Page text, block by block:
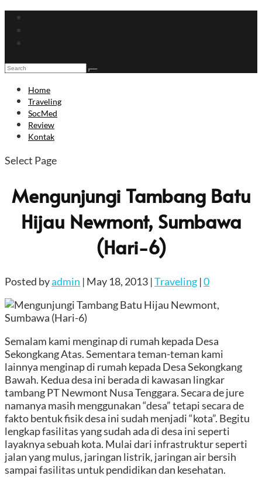
Home
Traveling
SocMed
Review
Kontak
Select Page
Mengunjungi Tambang Batu
Hijau Newmont, Sumbawa
(Hari-6)
Posted byadmin | May 18, 2013 |Traveling |0
Semalam kami menginap di rumah kepada Desa
Sekongkang Atas. Sementara teman-teman kami
lainnya menginap di rumah kepada Desa Sekongkang
Bawah. Kedua desa ini berada di kawasan lingkar
tambang PT Newmont Nusa Tenggara. Secara de jure
namanya masih menggunakan “desa” tetapi secara de
fakto bentuk fisik desa ini sudah menjadi “kota”. Begitu
lengkap fasilitas yang sudah ada di desa ini seperti
layaknya sebuah kota. Mulai dari infrastruktur seperti
jalan yang mulus, jaringan listrik, jaringan air bersih
sampai fasilitas untuk pendidikan dan kesehatan.